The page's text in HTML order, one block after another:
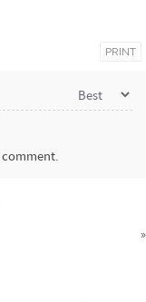
PRINT
»